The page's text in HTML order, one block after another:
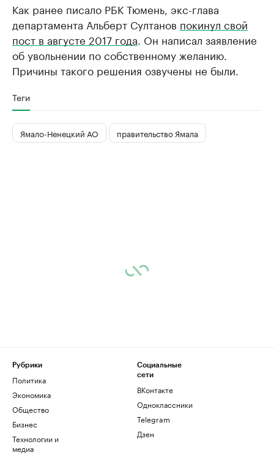
Как ранее писало РБК Тюмень, экс-глава
департамента Альберт Султанов покинул свой
пост в августе 2017 года. Он написал заявление
об увольнении по собственному желанию.
Причины такого решения озвучены не были.
Теги
Ямало-Ненецкий АО правительство Ямала
Рубрики
Политика
Экономика
Общество
Бизнес
Технологии и
медиа
Социальные
сети
ВКонтакте
Одноклассники
Telegram
Дзен